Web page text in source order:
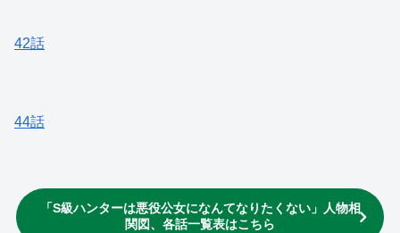
42話
44話
「S級ハンターは悪役公女になんてなりたくない」人物相
関図、各話一覧表はこちら